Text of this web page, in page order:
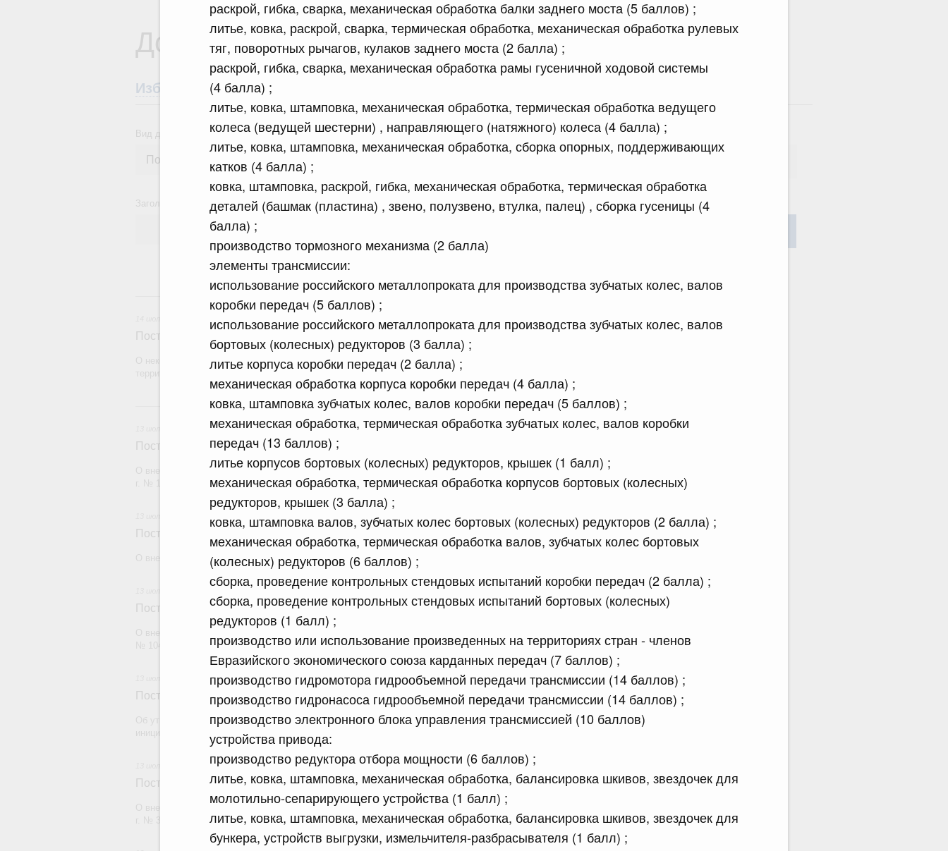
раскрой, гибка, сварка, механическая обработка балки заднего моста (5 баллов) ;
литье, ковка, раскрой, сварка, термическая обработка, механическая обработка рулевых
тяг, поворотных рычагов, кулаков заднего моста (2 балла) ;
раскрой, гибка, сварка, механическая обработка рамы гусеничной ходовой системы
(4 балла) ;
литье, ковка, штамповка, механическая обработка, термическая обработка ведущего
колеса (ведущей шестерни) , направляющего (натяжного) колеса (4 балла) ;
литье, ковка, штамповка, механическая обработка, сборка опорных, поддерживающих
катков (4 балла) ;
ковка, штамповка, раскрой, гибка, механическая обработка, термическая обработка
деталей (башмак (пластина) , звено, полузвено, втулка, палец) , сборка гусеницы (4
балла) ;
производство тормозного механизма (2 балла)
элементы трансмиссии:
использование российского металлопроката для производства зубчатых колес, валов
коробки передач (5 баллов) ;
использование российского металлопроката для производства зубчатых колес, валов
бортовых (колесных) редукторов (3 балла) ;
литье корпуса коробки передач (2 балла) ;
механическая обработка корпуса коробки передач (4 балла) ;
ковка, штамповка зубчатых колес, валов коробки передач (5 баллов) ;
механическая обработка, термическая обработка зубчатых колес, валов коробки
передач (13 баллов) ;
литье корпусов бортовых (колесных) редукторов, крышек (1 балл) ;
механическая обработка, термическая обработка корпусов бортовых (колесных)
редукторов, крышек (3 балла) ;
ковка, штамповка валов, зубчатых колес бортовых (колесных) редукторов (2 балла) ;
механическая обработка, термическая обработка валов, зубчатых колес бортовых
(колесных) редукторов (6 баллов) ;
сборка, проведение контрольных стендовых испытаний коробки передач (2 балла) ;
сборка, проведение контрольных стендовых испытаний бортовых (колесных)
редукторов (1 балл) ;
производство или использование произведенных на территориях стран - членов
Евразийского экономического союза карданных передач (7 баллов) ;
производство гидромотора гидрообъемной передачи трансмиссии (14 баллов) ;
производство гидронасоса гидрообъемной передачи трансмиссии (14 баллов) ;
производство электронного блока управления трансмиссией (10 баллов)
устройства привода:
производство редуктора отбора мощности (6 баллов) ;
литье, ковка, штамповка, механическая обработка, балансировка шкивов, звездочек для
молотильно-сепарирующего устройства (1 балл) ;
литье, ковка, штамповка, механическая обработка, балансировка шкивов, звездочек для
бункера, устройств выгрузки, измельчителя-разбрасывателя (1 балл) ;
Документы
Избранные документы со справками к ним
Вид документа Номер
Заголовок или текст документа Дата подписания
14 июля, вторник
Постановление Правительства Российской Федерации от 14.07.2026 г. № 887
О некоторых вопросах отчуждения имущества публично-правовой компании "Фонд развития
13 июля, понедельник
Постановление Правительства Российской Федерации от 13.07.2026 г. № 881
О внесении изменений в постановление Правительства Российской Федерации от 23 декабря 2024
Постановление Правительства Российской Федерации от 13.07.2026 г. № 880
О внесении изменений в некоторые акты Правительства Российской Федерации
Постановление Правительства Российской Федерации от 13.07.2026 г. № 879
Постановление Правительства Российской Федерации от 13.07.2026 г. № 875
Об утверждении Правил проведения Федеральным казначейством контрольного мониторинга и
инициирования взаимосогласительной процедуры
Постановление Правительства Российской Федерации от 13.07.2026 г. № 876
О внесении изменений в постановление Правительства Российской Федерации от 15 апреля 2014